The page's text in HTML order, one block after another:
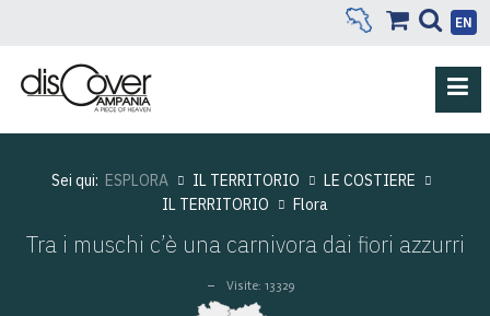
EN
Sei qui: ESPLORA IL TERRITORIO
LE COSTIERE
IL TERRITORIO
Flora
Tra i muschi c’è una carnivora dai fiori azzurri
Visite: 13329